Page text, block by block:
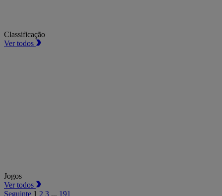
Classificação
Ver todos
Jogos
Ver todos
Seguinte 1 2 3 ... 191